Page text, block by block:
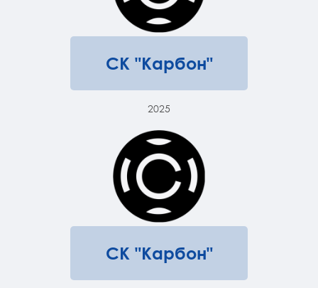
СК "Карбон"
2025
СК "Карбон"